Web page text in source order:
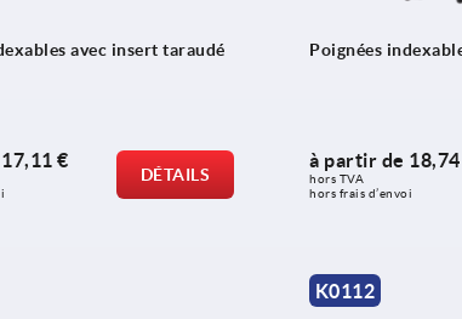
avec insert taraudé
17,11 €
DÉTAILS
Poignées
à partir de
hors TVA
hors frais d’envoi
K0112